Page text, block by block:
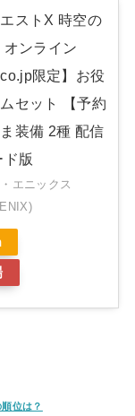
ストX 時空の
ンライン
限定】お役
セット 【予約
装備 2種 配信
ド版
エニックス
位は？